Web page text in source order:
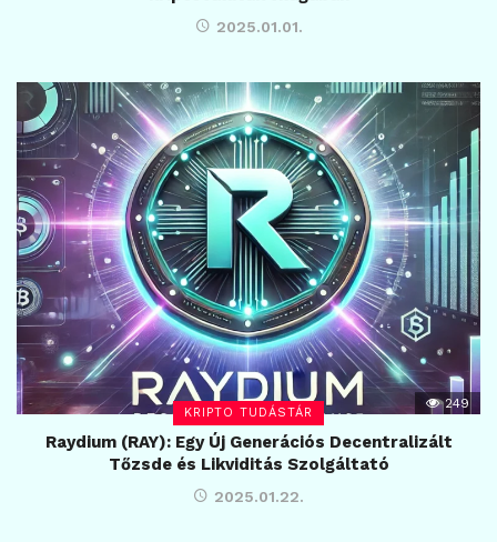
2025.01.01.
KRIPTO TUDÁSTÁR
249
Raydium (RAY): Egy Új Generációs Decentralizált
Tőzsde és Likviditás Szolgáltató
2025.01.22.